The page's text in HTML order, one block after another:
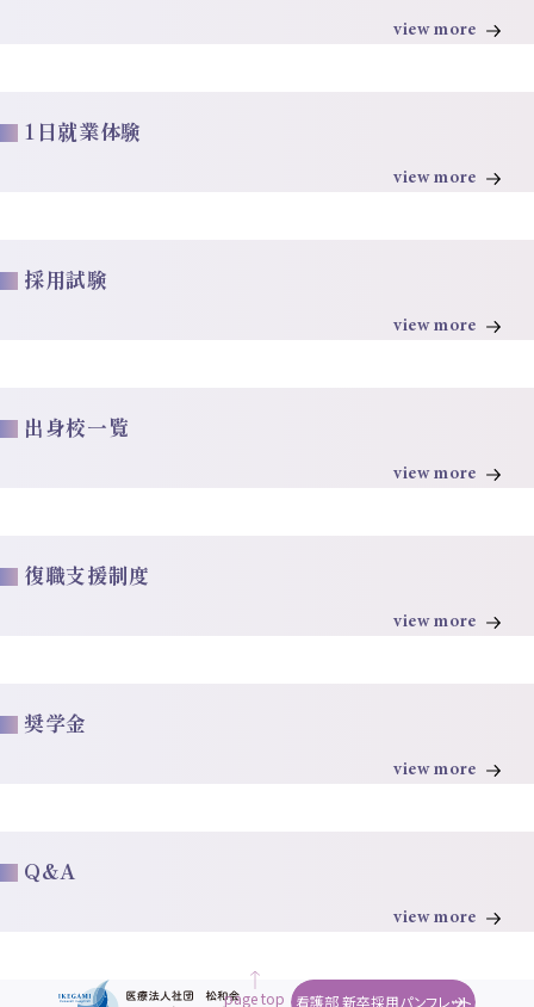
view more
1日就業体験
view more
採用試験
view more
出身校一覧
view more
復職支援制度
view more
奨学金
view more
Q&A
view more
page top 看護部 新卒採用パンフレット